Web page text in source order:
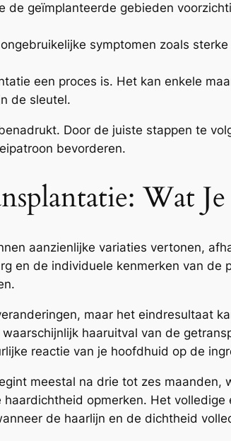
de geïmplanteerde gebieden
symptomen zoals
een proces is. Het kan enkele
de sleutel.
Door de juiste stappen te
bevorderen.
Wat
aanzienlijke variaties vertonen,
en de individuele kenmerken van
maar het eindresultaat
haaruitval van de
reactie van je hoofdhuid op de
meestal na drie tot zes maanden,
opmerken. Het
de haarlijn en de dichtheid